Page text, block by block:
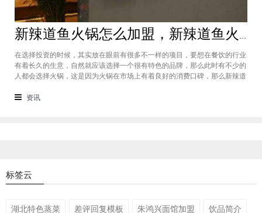
新辣道鱼火锅怎么加盟，新辣道鱼火锅加盟优点
在选择投资的时候，其实放在眼前有很多不一样的项目，要想在餐饮的行业
有着长久的生意，自然就应该选择一个很有特色的品牌，那么此时有不少的
人都会选择火锅，这是因为火锅在市场上有着良好的消费口碑，那么新辣道
资讯
标签云
湖北特色蒸菜 差评回复模板 朱鸿兴面馆加盟 饮品简介